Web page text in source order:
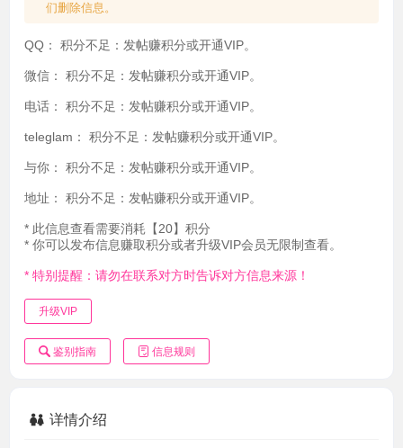
们删除信息。
QQ： 积分不足：发帖赚积分或开通VIP。
微信： 积分不足：发帖赚积分或开通VIP。
电话： 积分不足：发帖赚积分或开通VIP。
teleglam： 积分不足：发帖赚积分或开通VIP。
与你： 积分不足：发帖赚积分或开通VIP。
地址： 积分不足：发帖赚积分或开通VIP。
* 此信息查看需要消耗【20】积分
* 你可以发布信息赚取积分或者升级VIP会员无限制查看。
* 特别提醒：请勿在联系对方时告诉对方信息来源！
升级VIP
鉴别指南 信息规则
详情介绍